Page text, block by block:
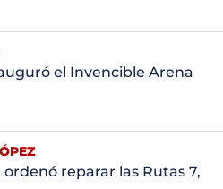
el Invencible Arena
ordenó reparar las Rutas 7,